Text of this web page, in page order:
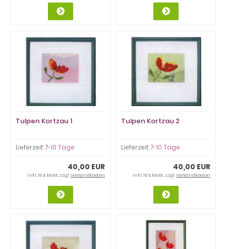
Tulpen Kortzau 1
Lieferzeit:7-10 Tage
40,00 EUR
inkl. 19 % MwSt. zzgl.Versandkosten
Tulpen Kortzau 2
Lieferzeit:7-10 Tage
40,00 EUR
inkl. 19 % MwSt. zzgl.Versandkosten